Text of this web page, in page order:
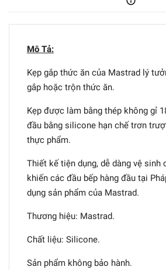
Mô Tả:
Kẹp gắp thức ăn của Mastrad lý
gắp hoặc trộn thức ăn.
Kẹp được làm bằng thép không gỉ
đầu bằng silicone hạn chế trơn
thực phẩm.
Thiết kế tiện dụng, dễ dàng vệ sinh
khiến các đầu bếp hàng đầu tại
dụng sản phẩm của Mastrad.
Thương hiệu: Mastrad.
Chất liệu: Silicone.
Sản phẩm không bảo hành.